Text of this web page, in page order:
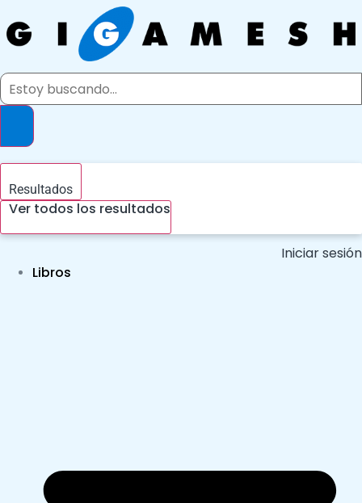
al
contenido
Search
Resultados
Ver todos los resultados
Iniciar sesión
Libros